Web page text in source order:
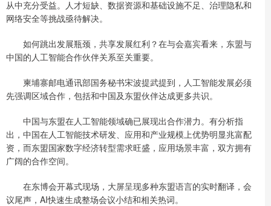
从中充分受益。人才短缺、数据资源和基础设施不足、治理隐私和
网络安全等挑战亟待解决。
如何跳出发展瓶颈，共享发展红利？在与会嘉宾看来，东盟与
中国的人工智能合作伙伴关系至关重要。
柬埔寨邮电通讯部国务秘书宋波提武提到，人工智能发展必须
先强调区域合作，包括和中国及东盟伙伴达成更多共识。
中国与东盟在人工智能领域确已展现出合作潜力。有分析指
出，中国在人工智能技术研发、应用和产业规模上优势明显兆富配
资，而东盟国家数字经济转型需求旺盛，应用场景丰富，双方拥有
广阔的合作空间。
在东博会开幕式现场，大屏呈现多种东盟语言的实时翻译，会
议尾声，AI快速生成整场会议小结和相关热词。